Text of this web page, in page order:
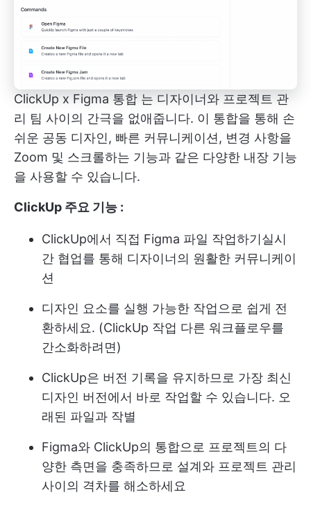
ClickUp x Figma 통합 는 디자이너와 프로젝트 관
리 팀 사이의 간극을 없애줍니다. 이 통합을 통해 손
쉬운 공동 디자인, 빠른 커뮤니케이션, 변경 사항을
Zoom 및 스크롤하는 기능과 같은 다양한 내장 기능
을 사용할 수 있습니다.
ClickUp 주요 기능 :
ClickUp에서 직접 Figma 파일 작업하기실시
간 협업를 통해 디자이너의 원활한 커뮤니케이
션
디자인 요소를 실행 가능한 작업으로 쉽게 전
환하세요. (ClickUp 작업 다른 워크플로우를
간소화하려면)
ClickUp은 버전 기록을 유지하므로 가장 최신
디자인 버전에서 바로 작업할 수 있습니다. 오
래된 파일과 작별
Figma와 ClickUp의 통합으로 프로젝트의 다
양한 측면을 충족하므로 설계와 프로젝트 관리
사이의 격차를 해소하세요